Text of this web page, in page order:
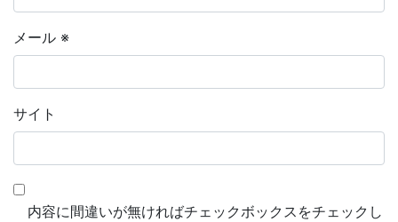
メール ※
サイト
内容に間違いが無ければチェックボックスをチェックし